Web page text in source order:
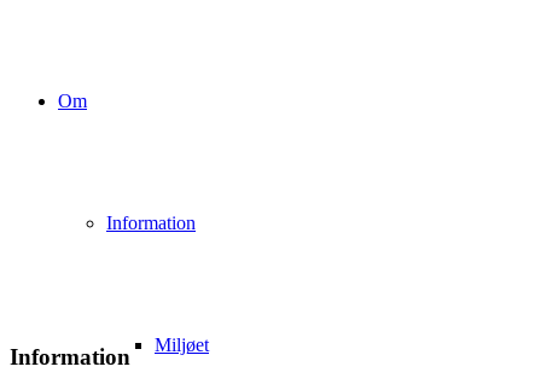
Om
Information
Miljøet
Information